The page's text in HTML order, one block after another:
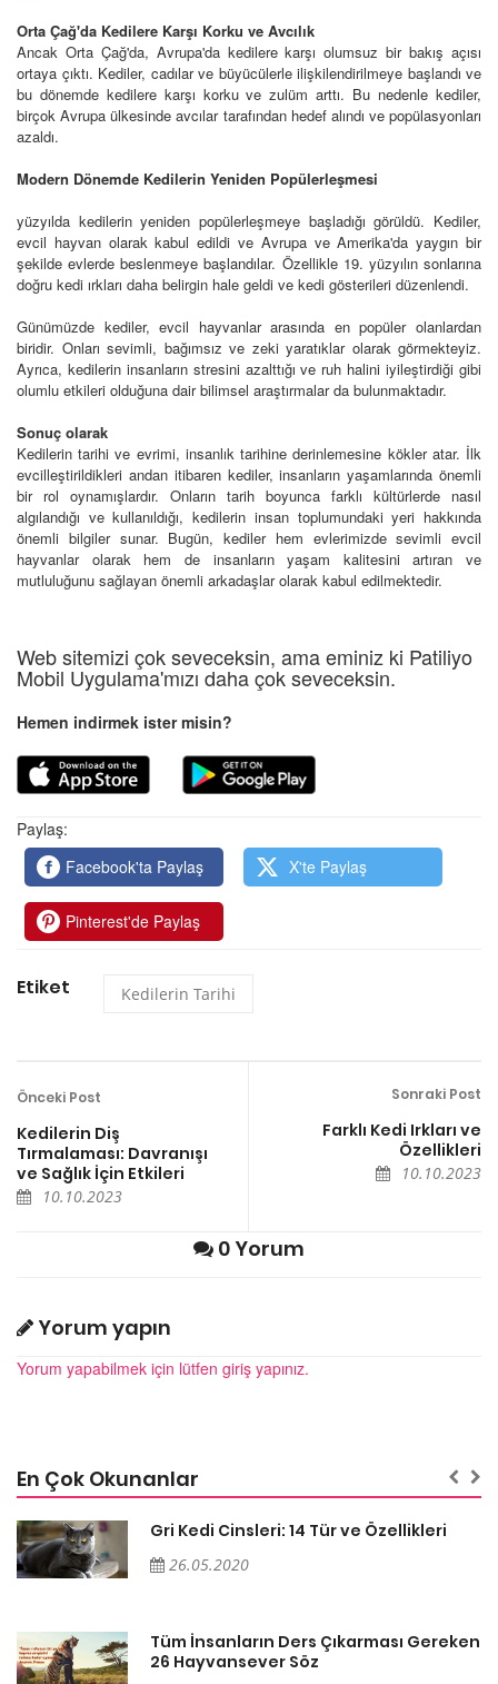
Orta Çağ'da Kedilere Karşı Korku ve Avcılık
Ancak Orta Çağ'da, Avrupa'da kedilere karşı olumsuz bir bakış açısı
ortaya çıktı. Kediler, cadılar ve büyücülerle ilişkilendirilmeye başlandı ve
bu dönemde kedilere karşı korku ve zulüm arttı. Bu nedenle kediler,
birçok Avrupa ülkesinde avcılar tarafından hedef alındı ve popülasyonları
azaldı.
Modern Dönemde Kedilerin Yeniden Popülerleşmesi
yüzyılda kedilerin yeniden popülerleşmeye başladığı görüldü. Kediler,
evcil hayvan olarak kabul edildi ve Avrupa ve Amerika'da yaygın bir
şekilde evlerde beslenmeye başlandılar. Özellikle 19. yüzyılın sonlarına
doğru kedi ırkları daha belirgin hale geldi ve kedi gösterileri düzenlendi.
Günümüzde kediler, evcil hayvanlar arasında en popüler olanlardan
biridir. Onları sevimli, bağımsız ve zeki yaratıklar olarak görmekteyiz.
Ayrıca, kedilerin insanların stresini azalttığı ve ruh halini iyileştirdiği gibi
olumlu etkileri olduğuna dair bilimsel araştırmalar da bulunmaktadır.
Sonuç olarak
Kedilerin tarihi ve evrimi, insanlık tarihine derinlemesine kökler atar. İlk
evcilleştirildikleri andan itibaren kediler, insanların yaşamlarında önemli
bir rol oynamışlardır. Onların tarih boyunca farklı kültürlerde nasıl
algılandığı ve kullanıldığı, kedilerin insan toplumundaki yeri hakkında
önemli bilgiler sunar. Bugün, kediler hem evlerimizde sevimli evcil
hayvanlar olarak hem de insanların yaşam kalitesini artıran ve
mutluluğunu sağlayan önemli arkadaşlar olarak kabul edilmektedir.
Web sitemizi çok seveceksin, ama eminiz ki Patiliyo
Mobil Uygulama'mızı daha çok seveceksin.
Hemen indirmek ister misin?
Paylaş:
Facebook'ta Paylaş
X'te Paylaş
Pinterest'de Paylaş
Etiket Kedilerin Tarihi
Önceki Post
Kedilerin Diş
Tırmalaması: Davranışı
ve Sağlık İçin Etkileri
10.10.2023
Sonraki Post
Farklı Kedi Irkları ve
Özellikleri
10.10.2023
0 Yorum
Yorum yapın
Yorum yapabilmek için lütfen giriş yapınız.
En Çok Okunanlar
Gri Kedi Cinsleri: 14 Tür ve Özellikleri
26.05.2020
Tüm İnsanların Ders Çıkarması Gereken
26 Hayvansever Söz